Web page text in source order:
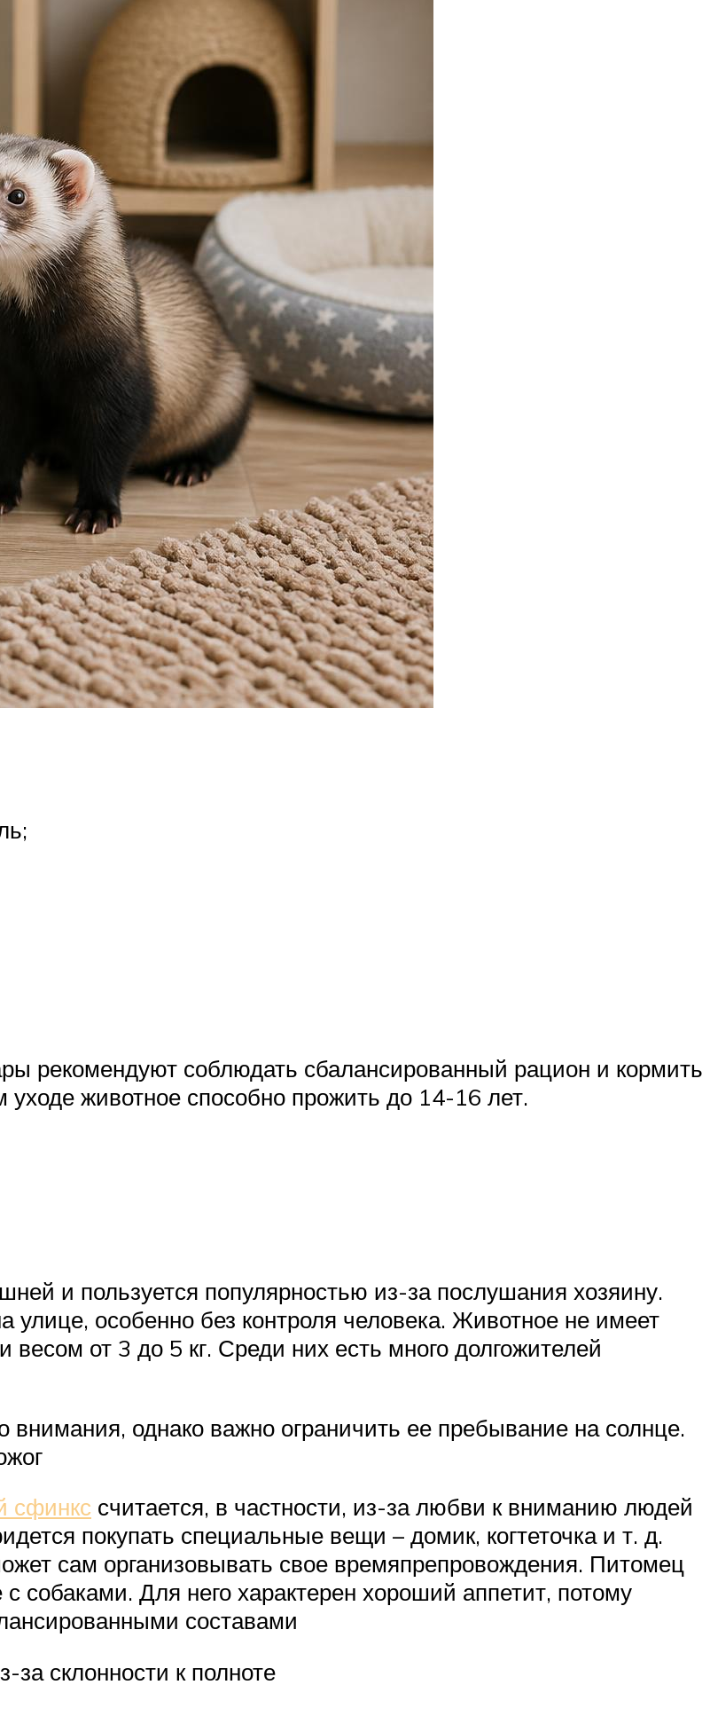
рекомендуют соблюдать сбалансированный рацион и кормить
животное способно прожить до 14-16 лет.
и пользуется популярностью из-за послушания хозяину.
улице, особенно без контроля человека. Животное не имеет
от 3 до 5 кг. Среди них есть много долгожителей
внимания, однако важно ограничить ее пребывание на солнце.
сфинкс считается, в частности, из-за любви к вниманию людей
покупать специальные вещи – домик, когтеточка и т. д.
сам организовывать свое времяпрепровождения. Питомец
Для него характерен хороший аппетит, потому
составами
склонности к полноте